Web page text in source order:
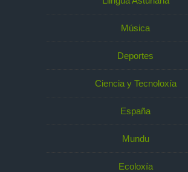
Música
Deportes
Ciencia y Tecnoloxía
España
Mundu
Ecoloxía